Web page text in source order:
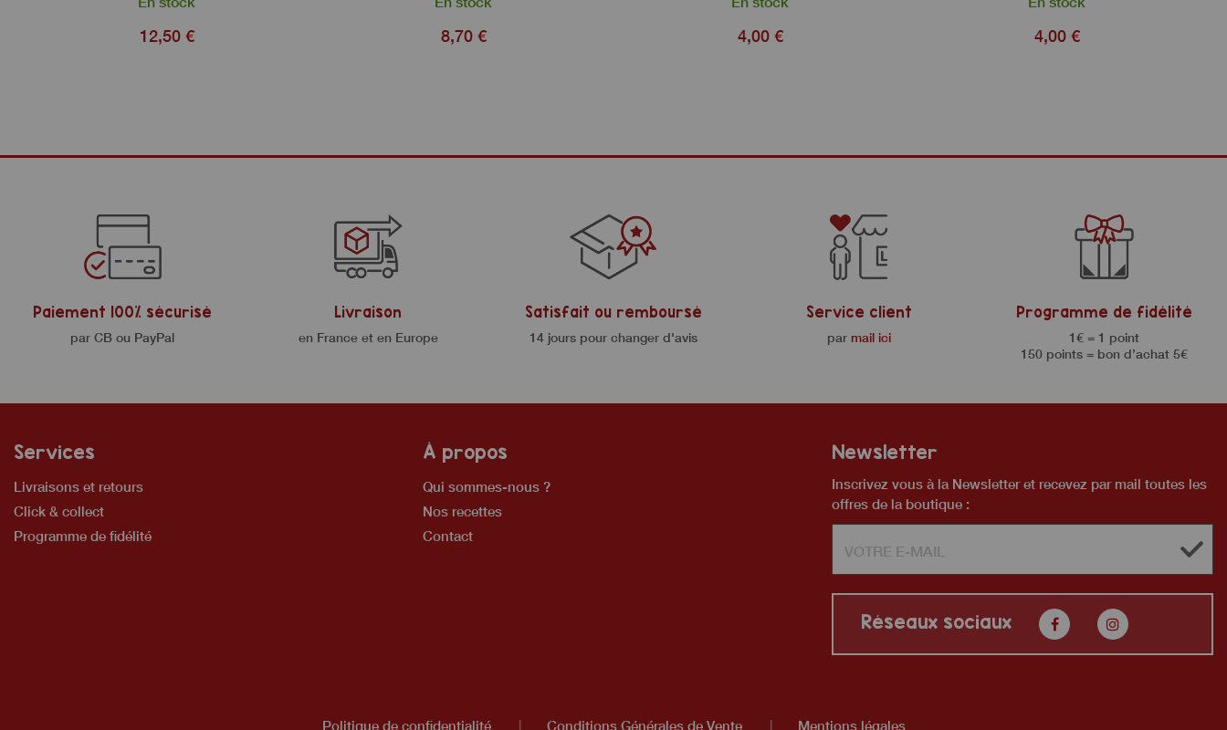
12,50 € 8,70 € 4,00 € 4,00 €
Paiement 100% sécurisé
par CB ou PayPal
Livraison
en France et en Europe
Satisfait ou remboursé
14 jours pour changer d'avis
Service client
par mail ici
Programme de fidélité
1€ = 1 point
150 points = bon d’achat 5€
Services
Livraisons et retours
Click & collect
Programme de fidélité
À propos
Qui sommes-nous ?
Nos recettes
Contact
Newsletter
Inscrivez vous à la Newsletter et recevez par mail toutes les
offres de la boutique :
Réseaux sociaux
Politique de confidentialité | Conditions Générales de Vente | Mentions légales